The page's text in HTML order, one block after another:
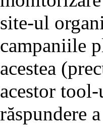
site-ul
campaniile
acestea
acestor
răspundere